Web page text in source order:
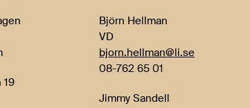
19
Björn Hellman
VD
bjorn.hellman@li.se
08-762 65 01
Jimmy Sandell